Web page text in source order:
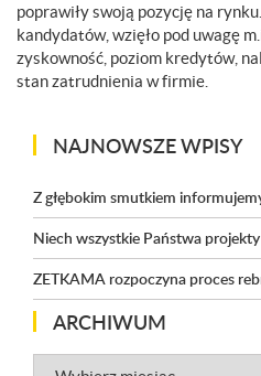
poprawiły swoją pozycję na
kandydatów, wzięło pod uwagę
zyskowność, poziom kredytów,
stan zatrudnienia w firmie.
NAJNOWSZE WPISY
Z głębokim smutkiem
Niech wszystkie Państwa projekty
ZETKAMA rozpoczyna proces
ARCHIWUM